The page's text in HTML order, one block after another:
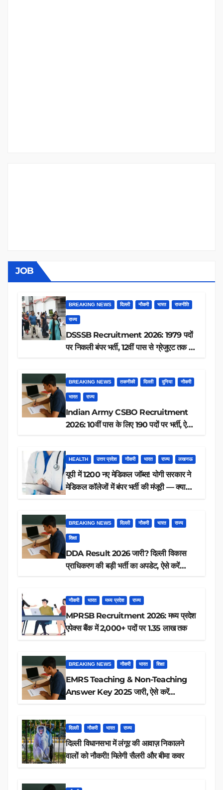
JOB
BREAKING NEWS दिल्ली नौकरी भारत राजनीति
राज्य
DSSSB Recruitment 2026: 1979 पदों
पर निकली बंपर भर्ती, 12वीं पास से ग्रेजुएट तक करें
BREAKING NEWS तकनीकी दिल्ली दुनिया नौकरी
भारत राज्य
Indian Army CSBO Recruitment
2026: 10वीं पास के लिए 190 पदों पर भर्ती, ऐसे
HEALTH उत्तर प्रदेश नौकरी भारत राज्य लखनऊ
यूपी में 1200 नए मेडिकल जॉब्स! योगी सरकार ने
मेडिकल कॉलेजों में बंपर भर्ती की मंजूरी — क्या
BREAKING NEWS दिल्ली नौकरी भारत राज्य
शिक्षा
DDA Result 2026 जारी? दिल्ली विकास
प्राधिकरण की बड़ी भर्ती का अपडेट, ऐसे करें
नौकरी भारत मध्य प्रदेश राज्य
MPRSB Recruitment 2026: मध्य प्रदेश
एपेक्स बैंक में 2,000+ पदों पर 1.35 लाख तक
BREAKING NEWS नौकरी भारत शिक्षा
EMRS Teaching & Non-Teaching
Answer Key 2025 जारी, ऐसे करें
दिल्ली नौकरी भारत राज्य
दिल्ली विधानसभा में लंगूर की आवाज़ निकालने
वालों को नौकरी! मिलेगी सैलरी और बीमा कवर